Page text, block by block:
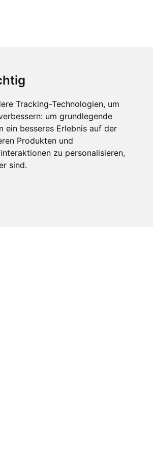
Tracking-Technologien, um
um grundlegende
ein besseres Erlebnis auf der
Produkten und
zu personalisieren,
sind.